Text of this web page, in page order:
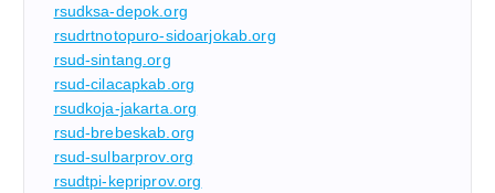
rsudksa-depok.org
rsudrtnotopuro-sidoarjokab.org
rsud-sintang.org
rsud-cilacapkab.org
rsudkoja-jakarta.org
rsud-brebeskab.org
rsud-sulbarprov.org
rsudtpi-kepriprov.org